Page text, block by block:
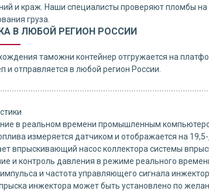
и краж. Наши специалисты проверяют пломбы на
груза.
В ЛЮБОЙ РЕГИОН РОССИИ
таможни контейнер отгружается на
и отправляется в любой регион России.
в реальном времени промышленным
измеряется датчиком и отображается на
впрыскивающий насос коллектора системы
и контроль давления в режиме реального
и частота управляющего сигнала
инжектора может быть установлено по